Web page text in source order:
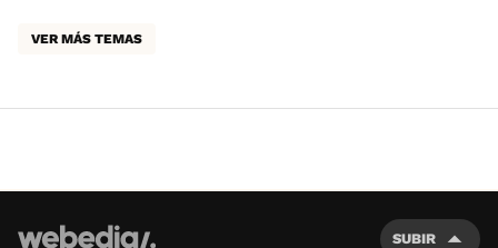
VER MÁS TEMAS
SUBIR